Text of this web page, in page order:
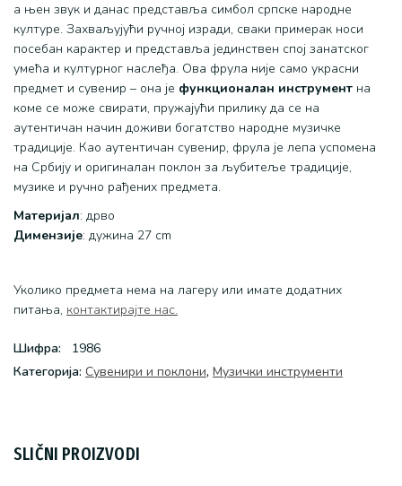
а њен звук и данас представља симбол српске народне
културе. Захваљујући ручној изради, сваки примерак носи
посебан карактер и представља јединствен спој занатског
умећа и културног наслеђа. Ова фрула није само украсни
предмет и сувенир – она је функционалан инструмент на
коме се може свирати, пружајући прилику да се на
аутентичан начин доживи богатство народне музичке
традиције. Као аутентичан сувенир, фрула је лепа успомена
на Србију и оригиналан поклон за љубитеље традиције,
музике и ручно рађених предмета.
Материјал: дрво
Димензије: дужина 27 cm
Уколико предмета нема на лагеру или имате додатних
питања, контактирајте нас.
Шифра:
1986
Категоријa: Сувенири и поклони, Музички инструменти
SLIČNI PROIZVODI